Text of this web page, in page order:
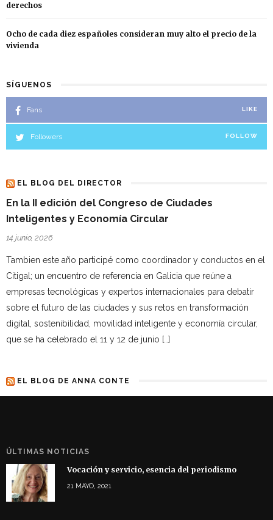
derechos
Ocho de cada diez españoles consideran muy alto el precio de la
vivienda
SÍGUENOS
Fans LIKE
Followers FOLLOW
EL BLOG DEL DIRECTOR
En la II edición del Congreso de Ciudades
Inteligentes y Economía Circular
14 junio, 2026
Tambien este año participé como coordinador y conductos en el
Citigal; un encuentro de referencia en Galicia que reúne a
empresas tecnológicas y expertos internacionales para debatir
sobre el futuro de las ciudades y sus retos en transformación
digital, sostenibilidad, movilidad inteligente y economía circular,
que se ha celebrado el 11 y 12 de junio […]
EL BLOG DE ANNA CONTE
ÚLTIMAS NOTICIAS
Vocación y servicio, esencia del periodismo
21 MAYO, 2021